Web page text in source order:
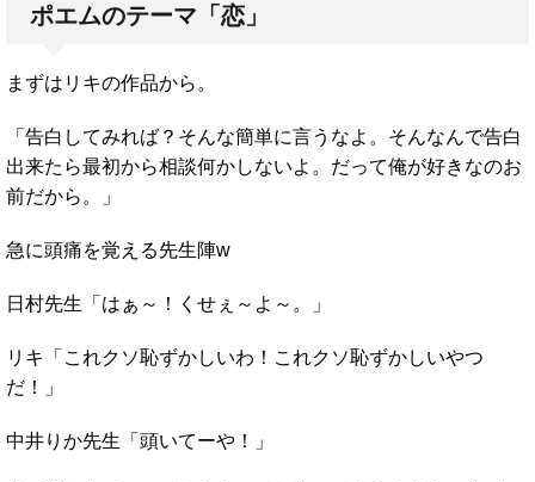
ポエムのテーマ「恋」
まずはリキの作品から。
「告白してみれば？そんな簡単に言うなよ。そんなんで告白
出来たら最初から相談何かしないよ。だって俺が好きなのお
前だから。」
急に頭痛を覚える先生陣w
日村先生「はぁ～！くせぇ～よ～。」
リキ「これクソ恥ずかしいわ！これクソ恥ずかしいやつ
だ！」
中井りか先生「頭いてーや！」